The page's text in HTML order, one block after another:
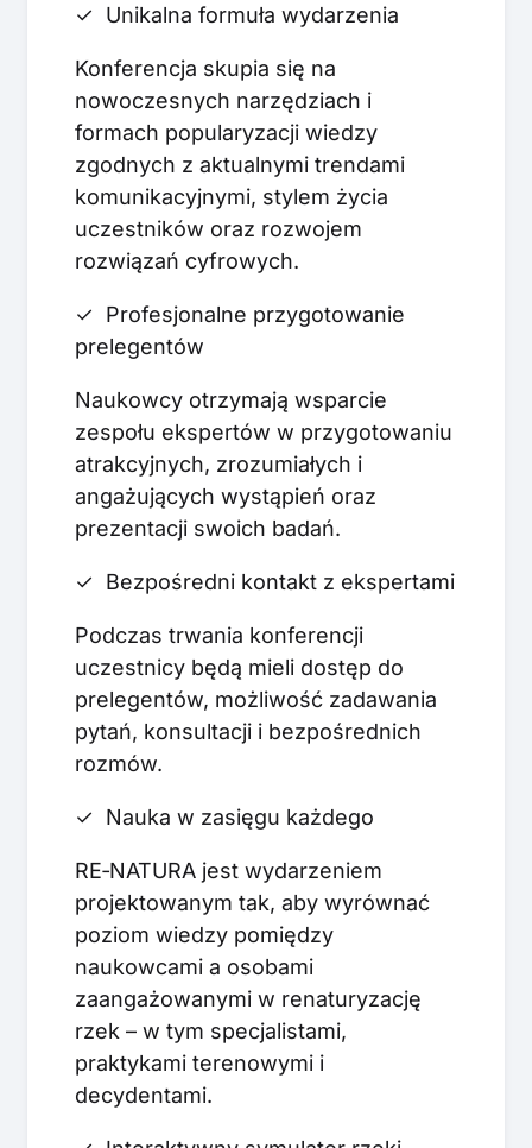
✓ Unikalna formuła wydarzenia
Konferencja skupia się na
nowoczesnych narzędziach i
formach popularyzacji wiedzy
zgodnych z aktualnymi trendami
komunikacyjnymi, stylem życia
uczestników oraz rozwojem
rozwiązań cyfrowych.
✓ Profesjonalne przygotowanie
prelegentów
Naukowcy otrzymają wsparcie
zespołu ekspertów w przygotowaniu
atrakcyjnych, zrozumiałych i
angażujących wystąpień oraz
prezentacji swoich badań.
✓ Bezpośredni kontakt z ekspertami
Podczas trwania konferencji
uczestnicy będą mieli dostęp do
prelegentów, możliwość zadawania
pytań, konsultacji i bezpośrednich
rozmów.
✓ Nauka w zasięgu każdego
RE‑NATURA jest wydarzeniem
projektowanym tak, aby wyrównać
poziom wiedzy pomiędzy
naukowcami a osobami
zaangażowanymi w renaturyzację
rzek – w tym specjalistami,
praktykami terenowymi i
decydentami.